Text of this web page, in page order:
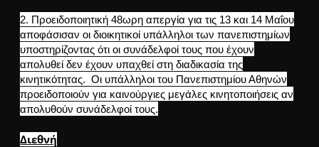
2. Προειδοποιητική 48ωρη απεργία για τις 13 και 14 Μαΐου
αποφάσισαν οι διοικητικοί υπάλληλοι των πανεπιστημίων
υποστηρίζοντας ότι οι συνάδελφοί τους που έχουν
απολυθεί δεν έχουν υπαχθεί στη διαδικασία της
κινητικότητας. Οι υπάλληλοι του Πανεπιστημίου Αθηνών
προειδοποιούν για καινούργιες μεγάλες κινητοποιήσεις αν
απολυθούν συνάδελφοί τους.
Διεθνή